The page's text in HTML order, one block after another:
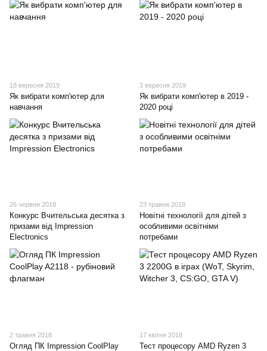
18 вересня 2019
Як вибрати комп'ютер для
навчання
3 вересня 2019
Як вибрати комп'ютер в 2019 -
2020 році
26 червня 2018
Конкурс Вчительська десятка з
призами від Impression
Electronics
23 травня 2018
Новітні технології для дітей з
особливими освітніми
потребами
2 травня 2018
Огляд ПК Impression CoolPlay
17 квітня 2018
Тест процесору AMD Ryzen 3